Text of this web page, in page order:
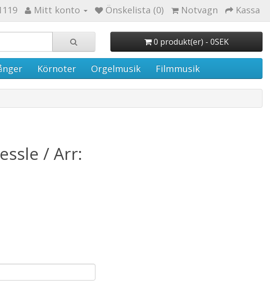
Mitt konto Önskelista (0) Notvagn Kassa
0 produkt(er) - 0SEK
Körnoter Orgelmusik Filmmusik
/ Arr: